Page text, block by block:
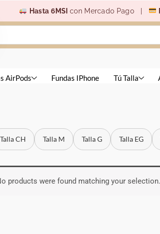
Hasta 6MSIcon Mercado Pago |
AirPods Fundas IPhone Tú Talla
Talla CH Talla M Talla G Talla EG
products were found matching your selection.